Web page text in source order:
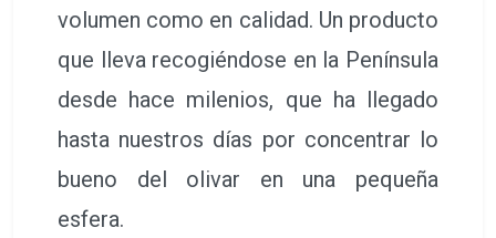
volumen como en calidad. Un producto
que lleva recogiéndose en la Península
desde hace milenios, que ha llegado
hasta nuestros días por concentrar lo
bueno del olivar en una pequeña
esfera.